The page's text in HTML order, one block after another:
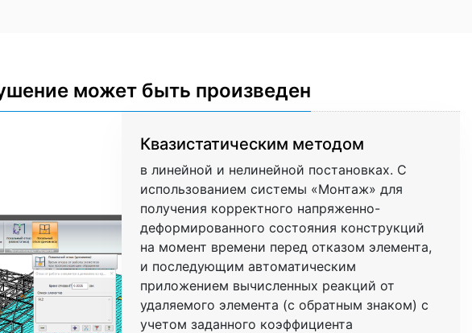
может быть произведен
Квазистатическим методом
в линейной и нелинейной постановках. С
использованием системы «Монтаж» для
получения корректного напряженно-
деформированного состояния конструкций
на момент времени перед отказом элемента,
и последующим автоматическим
приложением вычисленных реакций от
удаляемого элемента (с обратным знаком) с
учетом заданного коэффициента